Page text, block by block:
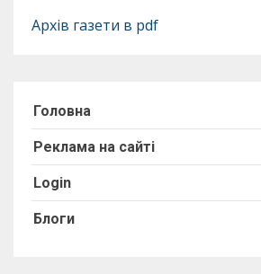
Архів газети в pdf
Головна
Реклама на сайті
Login
Блоги